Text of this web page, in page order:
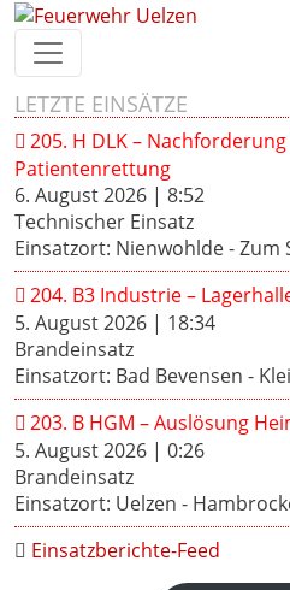
LETZTE EINSÄTZE
205. H DLK – Nachforderung
Patientenrettung
6. August 2026 | 8:52
Technischer Einsatz
Einsatzort: Nienwohlde - Zum
204. B3 Industrie –
5. August 2026 | 18:34
Brandeinsatz
Einsatzort: Bad Bevensen -
203. B HGM – Auslösung
5. August 2026 | 0:26
Brandeinsatz
Einsatzort: Uelzen -
Einsatzberichte-Feed